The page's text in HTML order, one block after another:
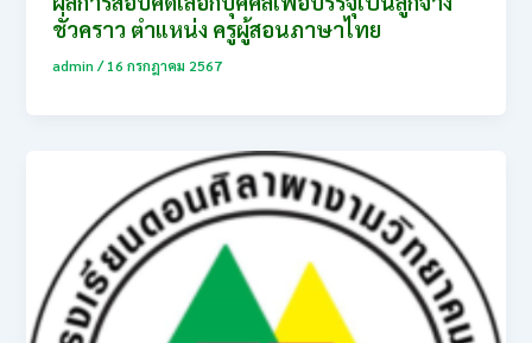
ชั่วคราว ตำแหน่ง ครูผู้สอนภาษาไทย
admin/16 กรกฎาคม 2567